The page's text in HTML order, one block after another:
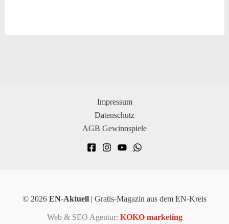
Impressum
Datenschutz
AGB Gewinnspiele
© 2026 EN-Aktuell | Gratis-Magazin aus dem EN-Kreis
Web & SEO Agentur: KOKO marketing